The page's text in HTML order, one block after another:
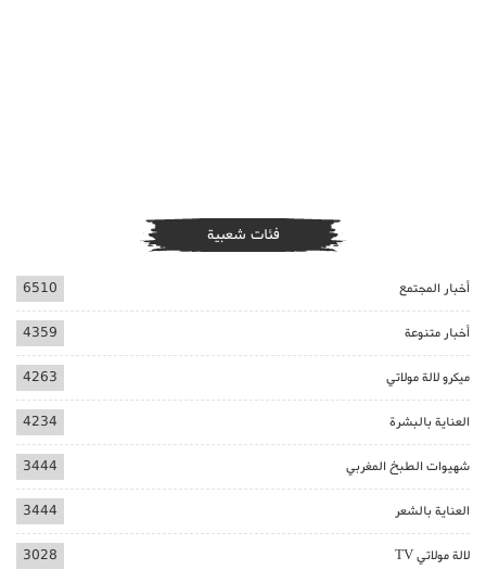
فئات شعبية
أخبار المجتمع 6510
أخبار متنوعة 4359
ميكرو لالة مولاتي 4263
العناية بالبشرة 4234
شهيوات الطبخ المغربي 3444
العناية بالشعر 3444
لالة مولاتي TV 3028